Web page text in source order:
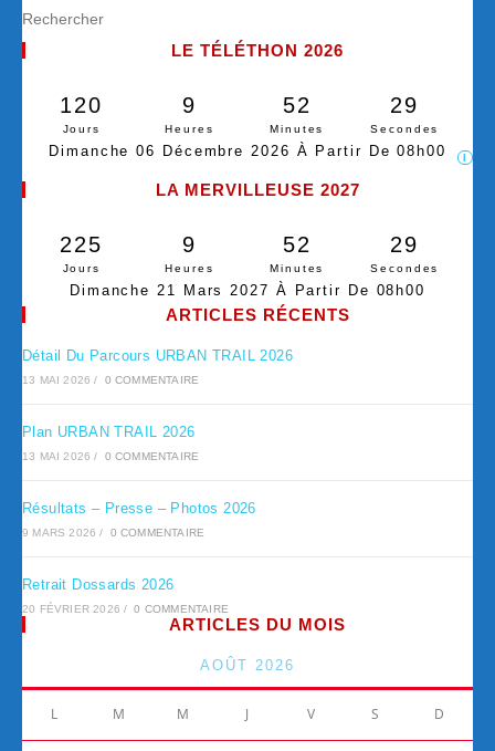
LE TÉLÉTHON 2026
120
Jours
9
Heures
52
Minutes
29
Secondes
Dimanche 06 Décembre 2026 À Partir De 08h00
LA MERVILLEUSE 2027
225
Jours
9
Heures
52
Minutes
29
Secondes
Dimanche 21 Mars 2027 À Partir De 08h00
ARTICLES RÉCENTS
Détail Du Parcours URBAN TRAIL 2026
13 MAI 2026 / 0 COMMENTAIRE
Plan URBAN TRAIL 2026
13 MAI 2026 / 0 COMMENTAIRE
Résultats – Presse – Photos 2026
9 MARS 2026 / 0 COMMENTAIRE
Retrait Dossards 2026
20 FÉVRIER 2026 / 0 COMMENTAIRE
ARTICLES DU MOIS
AOÛT 2026
L M M J V S D